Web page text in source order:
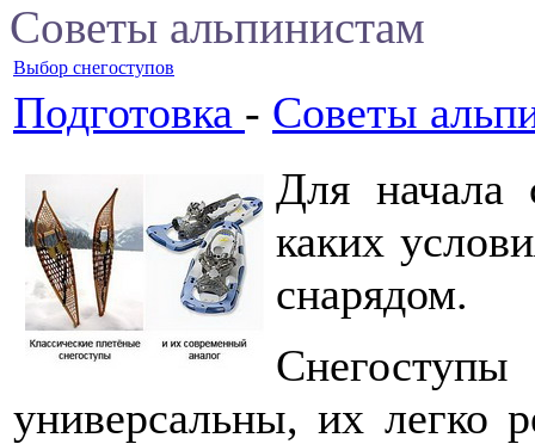
Советы альпинистам
Выбор снегоступов
Подготовка - Советы
Для начала
каких
снарядом.
Снегоступы
универсальны, их легко